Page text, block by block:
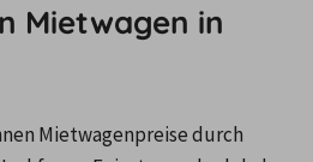
Mietwagen in
Mietwagenpreise durch